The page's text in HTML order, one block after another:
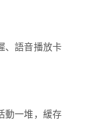
、語音播放卡
動一堆，緩存